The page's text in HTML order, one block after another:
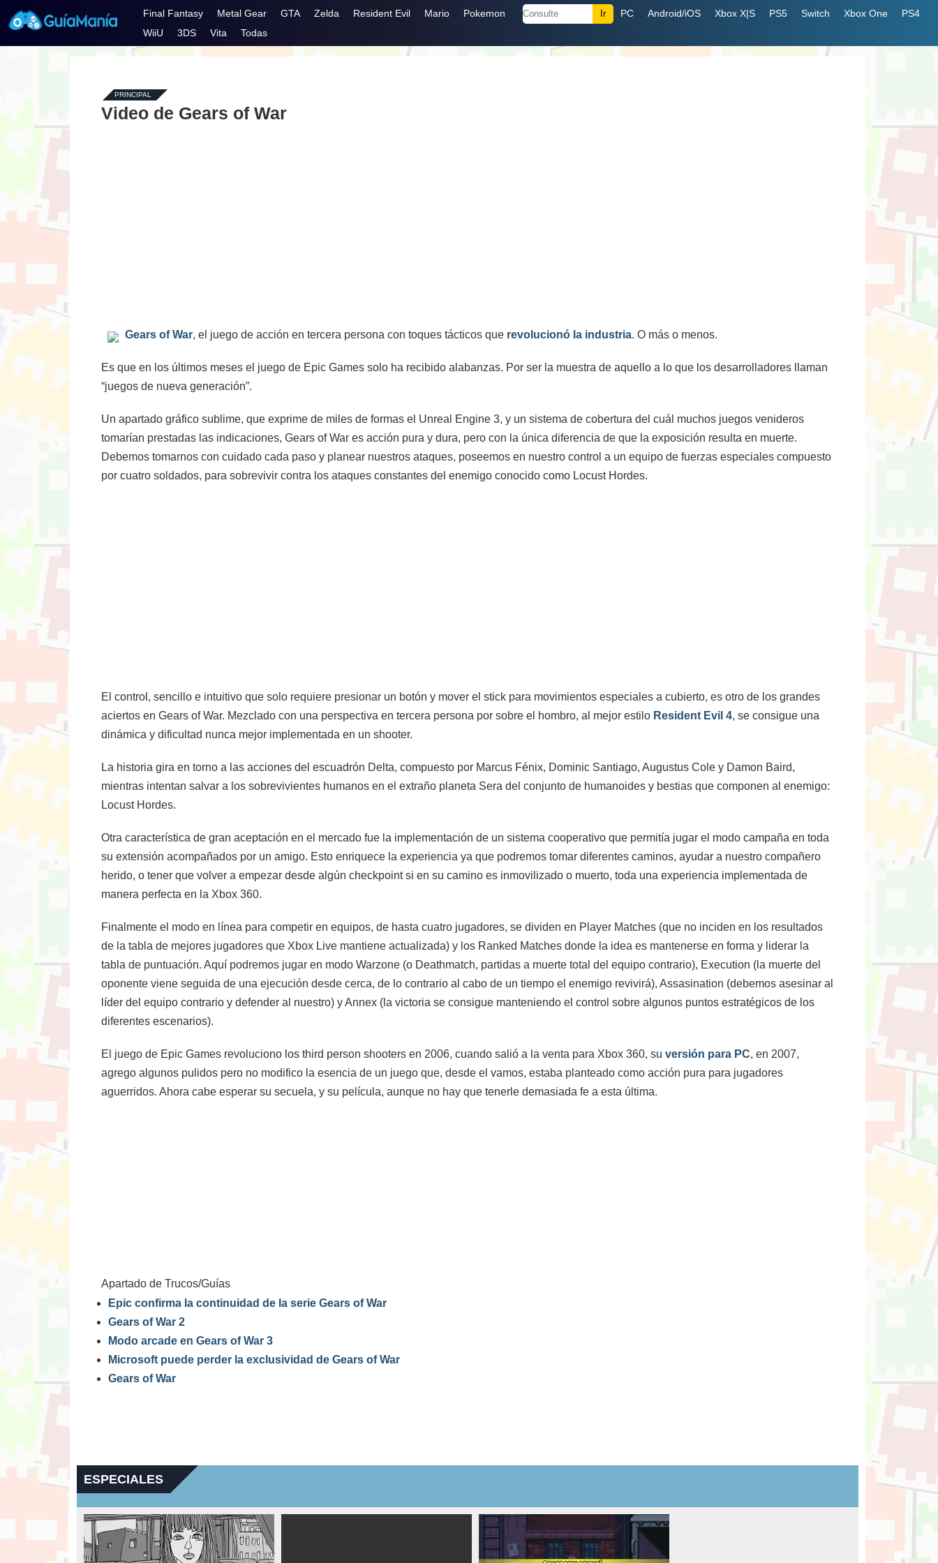
Final Fantasy Metal Gear GTA Zelda Resident Evil Mario Pokemon PC Android/iOS Xbox X|S PS5 Switch Xbox One
PS4
WiiU
3DS Vita Todas
PRINCIPAL -
Video de Gears of War
Gears of War, el juego de acción en tercera persona con toques tácticos que revolucionó la industria. O más o menos.
Es que en los últimos meses el juego de Epic Games solo ha recibido alabanzas. Por ser la muestra de aquello a lo que los desarrolladores llaman
“juegos de nueva generación”.
Un apartado gráfico sublime, que exprime de miles de formas el Unreal Engine 3, y un sistema de cobertura del cuál muchos juegos venideros
tomarían prestadas las indicaciones, Gears of War es acción pura y dura, pero con la única diferencia de que la exposición resulta en muerte.
Debemos tomarnos con cuidado cada paso y planear nuestros ataques, poseemos en nuestro control a un equipo de fuerzas especiales compuesto
por cuatro soldados, para sobrevivir contra los ataques constantes del enemigo conocido como Locust Hordes.
El control, sencillo e intuitivo que solo requiere presionar un botón y mover el stick para movimientos especiales a cubierto, es otro de los grandes
aciertos en Gears of War. Mezclado con una perspectiva en tercera persona por sobre el hombro, al mejor estilo Resident Evil 4, se consigue una
dinámica y dificultad nunca mejor implementada en un shooter.
La historia gira en torno a las acciones del escuadrón Delta, compuesto por Marcus Fénix, Dominic Santiago, Augustus Cole y Damon Baird,
mientras intentan salvar a los sobrevivientes humanos en el extraño planeta Sera del conjunto de humanoides y bestias que componen al enemigo:
Locust Hordes.
Otra característica de gran aceptación en el mercado fue la implementación de un sistema cooperativo que permitía jugar el modo campaña en toda
su extensión acompañados por un amigo. Esto enriquece la experiencia ya que podremos tomar diferentes caminos, ayudar a nuestro compañero
herido, o tener que volver a empezar desde algún checkpoint si en su camino es inmovilizado o muerto, toda una experiencia implementada de
manera perfecta en la Xbox 360.
Finalmente el modo en línea para competir en equipos, de hasta cuatro jugadores, se dividen en Player Matches (que no inciden en los resultados
de la tabla de mejores jugadores que Xbox Live mantiene actualizada) y los Ranked Matches donde la idea es mantenerse en forma y liderar la
tabla de puntuación. Aquí podremos jugar en modo Warzone (o Deathmatch, partidas a muerte total del equipo contrario), Execution (la muerte del
oponente viene seguida de una ejecución desde cerca, de lo contrario al cabo de un tiempo el enemigo revivirá), Assasination (debemos asesinar al
líder del equipo contrario y defender al nuestro) y Annex (la victoria se consigue manteniendo el control sobre algunos puntos estratégicos de los
diferentes escenarios).
El juego de Epic Games revoluciono los third person shooters en 2006, cuando salió a la venta para Xbox 360, su versión para PC, en 2007,
agrego algunos pulidos pero no modifico la esencia de un juego que, desde el vamos, estaba planteado como acción pura para jugadores
aguerridos. Ahora cabe esperar su secuela, y su película, aunque no hay que tenerle demasiada fe a esta última.
Apartado de Trucos/Guías
Epic confirma la continuidad de la serie Gears of War
Gears of War 2
Modo arcade en Gears of War 3
Microsoft puede perder la exclusividad de Gears of War
Gears of War
ESPECIALES